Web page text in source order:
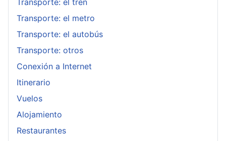
Transporte: el tren
Transporte: el metro
Transporte: el autobús
Transporte: otros
Conexión a Internet
Itinerario
Vuelos
Alojamiento
Restaurantes